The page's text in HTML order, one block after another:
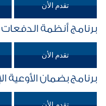
تقدم الأن
برنامج أنظمة
تقدم الأن
برنامج بضمان الأوعية